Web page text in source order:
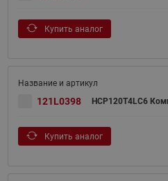
Купить аналог
121L0398 HCP120T4LC6
Купить аналог